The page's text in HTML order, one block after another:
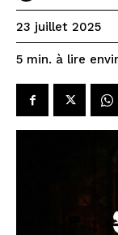
23 juillet 2025
5 min. à lire